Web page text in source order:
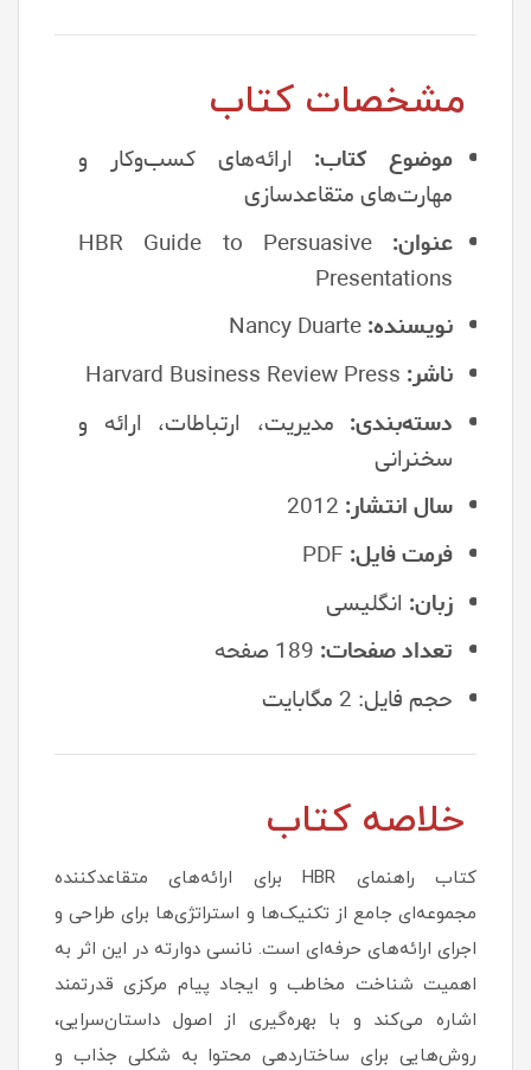
مشخصات کتاب
موضوع کتاب: ارائه‌های کسب‌وکار و
مهارت‌های متقاعدسازی
عنوان: HBR Guide to Persuasive
Presentations
نویسنده:
ناشر:
دسته‌بندی: مدیریت، ارتباطات، ارائه و
سخنرانی
سال انتشار:
فرمت فایل:
زبان: انگلیسی
تعداد صفحات:
حجم فایل: 2 مگابایت
خلاصه کتاب
کتاب راهنمای HBR برای ارائه‌های متقاعدکننده
مجموعه‌ای جامع از تکنیک‌ها و استراتژی‌ها برای طراحی و
اجرای ارائه‌های حرفه‌ای است. نانسی دوارته در این اثر به
اهمیت شناخت مخاطب و ایجاد پیام مرکزی قدرتمند
اشاره می‌کند و با بهره‌گیری از اصول داستان‌سرایی،
روش‌هایی برای ساختاردهی محتوا به شکلی جذاب و